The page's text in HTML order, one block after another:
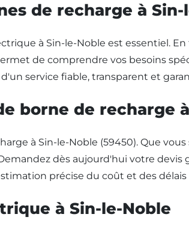
de recharge à Sin-
à Sin-le-Noble est essentiel.
de comprendre vos besoins
service fiable, transparent et
borne de recharge
à Sin-le-Noble (59450). Que
dès aujourd'hui votre
précise du coût et des
à Sin-le-Noble